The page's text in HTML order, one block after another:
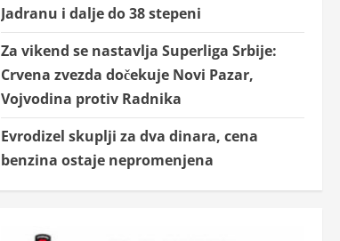
Jadranu i dalje do 38 stepeni
Za vikend se nastavlja Superliga Srbije:
Crvena zvezda dočekuje Novi Pazar,
Vojvodina protiv Radnika
Evrodizel skuplji za dva dinara, cena
benzina ostaje nepromenjena